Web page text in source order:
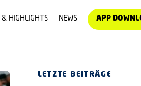
& HIGHLIGHTS NEWS APP
LETZTE BEITRÄGE